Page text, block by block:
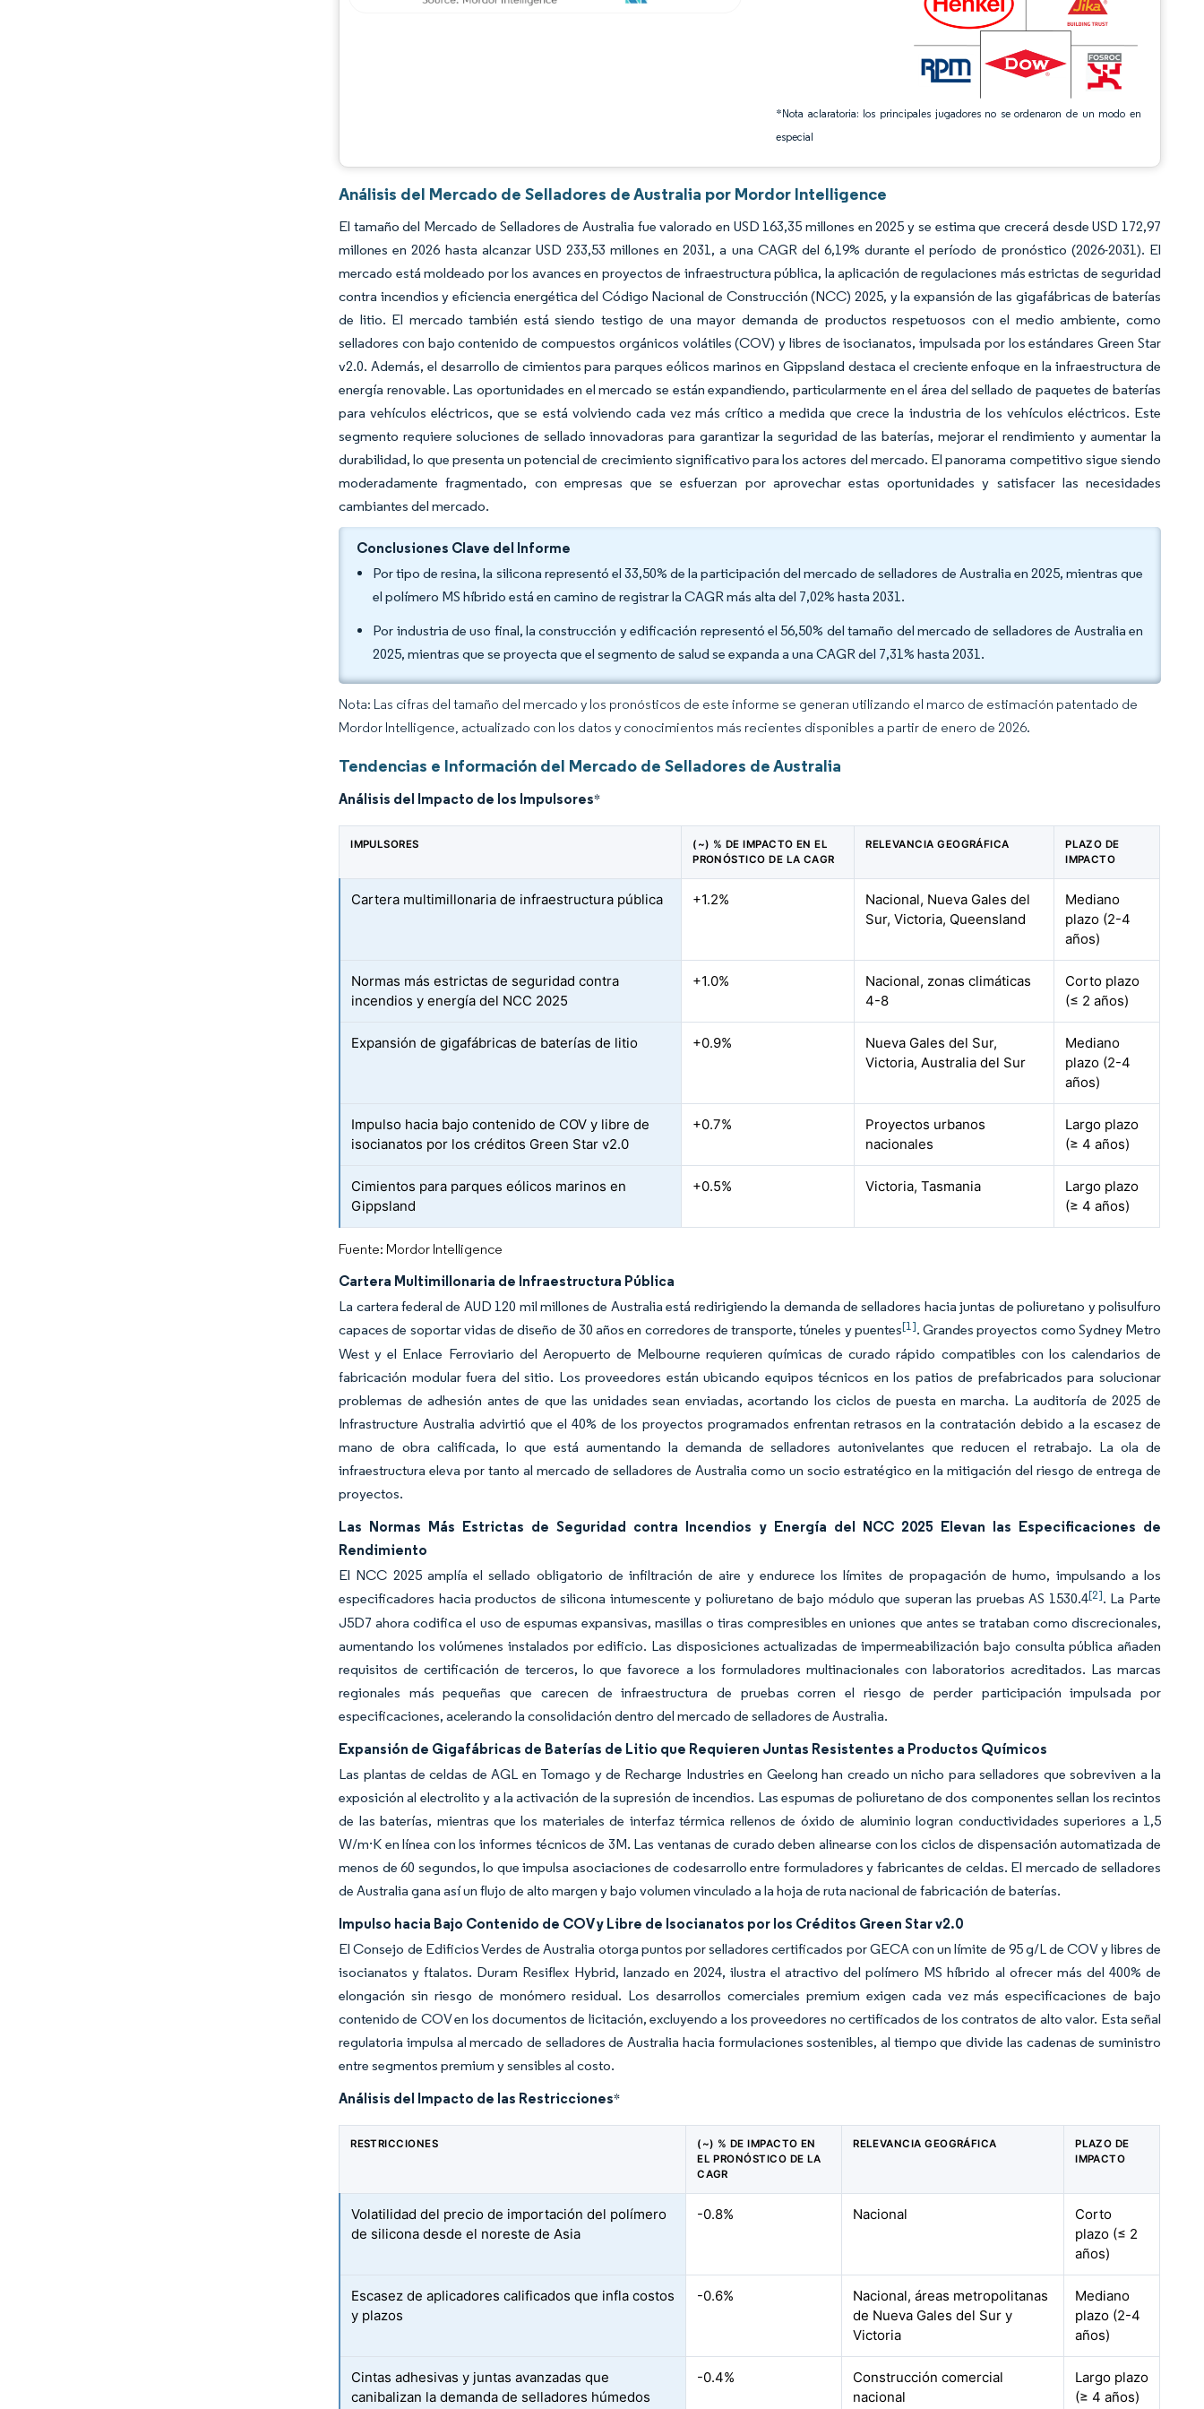
*Nota aclaratoria: los principales jugadores no se ordenaron de un modo en
especial
Análisis del Mercado de Selladores de Australia por Mordor Intelligence
El tamaño del Mercado de Selladores de Australia fue valorado en USD 163,35 millones en 2025 y se estima que crecerá desde USD 172,97
millones en 2026 hasta alcanzar USD 233,53 millones en 2031, a una CAGR del 6,19% durante el período de pronóstico (2026-2031). El
mercado está moldeado por los avances en proyectos de infraestructura pública, la aplicación de regulaciones más estrictas de seguridad
contra incendios y eficiencia energética del Código Nacional de Construcción (NCC) 2025, y la expansión de las gigafábricas de baterías
de litio. El mercado también está siendo testigo de una mayor demanda de productos respetuosos con el medio ambiente, como
selladores con bajo contenido de compuestos orgánicos volátiles (COV) y libres de isocianatos, impulsada por los estándares Green Star
v2.0. Además, el desarrollo de cimientos para parques eólicos marinos en Gippsland destaca el creciente enfoque en la infraestructura de
energía renovable. Las oportunidades en el mercado se están expandiendo, particularmente en el área del sellado de paquetes de baterías
para vehículos eléctricos, que se está volviendo cada vez más crítico a medida que crece la industria de los vehículos eléctricos. Este
segmento requiere soluciones de sellado innovadoras para garantizar la seguridad de las baterías, mejorar el rendimiento y aumentar la
durabilidad, lo que presenta un potencial de crecimiento significativo para los actores del mercado. El panorama competitivo sigue siendo
moderadamente fragmentado, con empresas que se esfuerzan por aprovechar estas oportunidades y satisfacer las necesidades
cambiantes del mercado.
Conclusiones Clave del Informe
Por tipo de resina, la silicona representó el 33,50% de la participación del mercado de selladores de Australia en 2025, mientras que
el polímero MS híbrido está en camino de registrar la CAGR más alta del 7,02% hasta 2031.
Por industria de uso final, la construcción y edificación representó el 56,50% del tamaño del mercado de selladores de Australia en
2025, mientras que se proyecta que el segmento de salud se expanda a una CAGR del 7,31% hasta 2031.
Nota: Las cifras del tamaño del mercado y los pronósticos de este informe se generan utilizando el marco de estimación patentado de
Mordor Intelligence, actualizado con los datos y conocimientos más recientes disponibles a partir de enero de 2026.
Tendencias e Información del Mercado de Selladores de Australia
Análisis del Impacto de los Impulsores*
IMPULSORES
(~) % DE IMPACTO EN EL
PRONÓSTICO DE LA CAGR
RELEVANCIA GEOGRÁFICA
PLAZO DE
IMPACTO
Cartera multimillonaria de infraestructura pública +1.2%
Nacional, Nueva Gales del
Sur, Victoria, Queensland
Mediano
plazo (2-4
años)
Normas más estrictas de seguridad contra
incendios y energía del NCC 2025
+1.0%
Nacional, zonas climáticas
4-8
Corto plazo
(≤ 2 años)
Expansión de gigafábricas de baterías de litio +0.9%
Nueva Gales del Sur,
Victoria, Australia del Sur
Mediano
plazo (2-4
años)
Impulso hacia bajo contenido de COV y libre de
isocianatos por los créditos Green Star v2.0
+0.7%
Proyectos urbanos
nacionales
Largo plazo
(≥ 4 años)
Cimientos para parques eólicos marinos en
Gippsland
+0.5% Victoria, Tasmania
Largo plazo
(≥ 4 años)
Fuente: Mordor Intelligence
Cartera Multimillonaria de Infraestructura Pública
La cartera federal de AUD 120 mil millones de Australia está redirigiendo la demanda de selladores hacia juntas de poliuretano y polisulfuro
capaces de soportar vidas de diseño de 30 años en corredores de transporte, túneles y puentes[1]. Grandes proyectos como Sydney Metro
West y el Enlace Ferroviario del Aeropuerto de Melbourne requieren químicas de curado rápido compatibles con los calendarios de
fabricación modular fuera del sitio. Los proveedores están ubicando equipos técnicos en los patios de prefabricados para solucionar
problemas de adhesión antes de que las unidades sean enviadas, acortando los ciclos de puesta en marcha. La auditoría de 2025 de
Infrastructure Australia advirtió que el 40% de los proyectos programados enfrentan retrasos en la contratación debido a la escasez de
mano de obra calificada, lo que está aumentando la demanda de selladores autonivelantes que reducen el retrabajo. La ola de
infraestructura eleva por tanto al mercado de selladores de Australia como un socio estratégico en la mitigación del riesgo de entrega de
proyectos.
Las Normas Más Estrictas de Seguridad contra Incendios y Energía del NCC 2025 Elevan las Especificaciones de
Rendimiento
El NCC 2025 amplía el sellado obligatorio de infiltración de aire y endurece los límites de propagación de humo, impulsando a los
especificadores hacia productos de silicona intumescente y poliuretano de bajo módulo que superan las pruebas AS 1530.4[2]. La Parte
J5D7 ahora codifica el uso de espumas expansivas, masillas o tiras compresibles en uniones que antes se trataban como discrecionales,
aumentando los volúmenes instalados por edificio. Las disposiciones actualizadas de impermeabilización bajo consulta pública añaden
requisitos de certificación de terceros, lo que favorece a los formuladores multinacionales con laboratorios acreditados. Las marcas
regionales más pequeñas que carecen de infraestructura de pruebas corren el riesgo de perder participación impulsada por
especificaciones, acelerando la consolidación dentro del mercado de selladores de Australia.
Expansión de Gigafábricas de Baterías de Litio que Requieren Juntas Resistentes a Productos Químicos
Las plantas de celdas de AGL en Tomago y de Recharge Industries en Geelong han creado un nicho para selladores que sobreviven a la
exposición al electrolito y a la activación de la supresión de incendios. Las espumas de poliuretano de dos componentes sellan los recintos
de las baterías, mientras que los materiales de interfaz térmica rellenos de óxido de aluminio logran conductividades superiores a 1,5
W/m·K en línea con los informes técnicos de 3M. Las ventanas de curado deben alinearse con los ciclos de dispensación automatizada de
menos de 60 segundos, lo que impulsa asociaciones de codesarrollo entre formuladores y fabricantes de celdas. El mercado de selladores
de Australia gana así un flujo de alto margen y bajo volumen vinculado a la hoja de ruta nacional de fabricación de baterías.
Impulso hacia Bajo Contenido de COV y Libre de Isocianatos por los Créditos Green Star v2.0
El Consejo de Edificios Verdes de Australia otorga puntos por selladores certificados por GECA con un límite de 95 g/L de COV y libres de
isocianatos y ftalatos. Duram Resiflex Hybrid, lanzado en 2024, ilustra el atractivo del polímero MS híbrido al ofrecer más del 400% de
elongación sin riesgo de monómero residual. Los desarrollos comerciales premium exigen cada vez más especificaciones de bajo
contenido de COV en los documentos de licitación, excluyendo a los proveedores no certificados de los contratos de alto valor. Esta señal
regulatoria impulsa al mercado de selladores de Australia hacia formulaciones sostenibles, al tiempo que divide las cadenas de suministro
entre segmentos premium y sensibles al costo.
Análisis del Impacto de las Restricciones*
RESTRICCIONES
(~) % DE IMPACTO EN
EL PRONÓSTICO DE LA
CAGR
RELEVANCIA GEOGRÁFICA
PLAZO DE
IMPACTO
Volatilidad del precio de importación del polímero
de silicona desde el noreste de Asia
-0.8% Nacional
Corto
plazo (≤ 2
años)
Escasez de aplicadores calificados que infla costos
y plazos
-0.6%
Nacional, áreas metropolitanas
de Nueva Gales del Sur y
Victoria
Mediano
plazo (2-4
años)
Cintas adhesivas y juntas avanzadas que
canibalizan la demanda de selladores húmedos
-0.4%
Construcción comercial
nacional
Largo plazo
(≥ 4 años)